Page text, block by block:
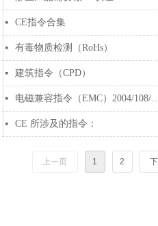
넷 CE指令合集
넷 有毒物质检测（RoHs）
넷 建筑指令（CPD）
넷 电磁兼容指令（EMC）2004/108/
넷 CE 所涉及的指令：
上一页 1 2